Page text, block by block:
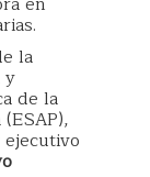
la
y
de la